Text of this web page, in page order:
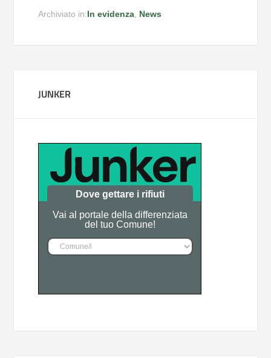
Archiviato in:In evidenza News
JUNKER
Dove gettare i rifiuti
Vai al portale della differenziata
del tuo Comune!